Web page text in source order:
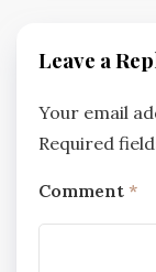
Leave a
Your email
Required
Comment *